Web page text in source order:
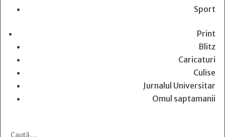
Sport
Print
Blitz
Caricaturi
Culise
Jurnalul Universitar
Omul saptamanii